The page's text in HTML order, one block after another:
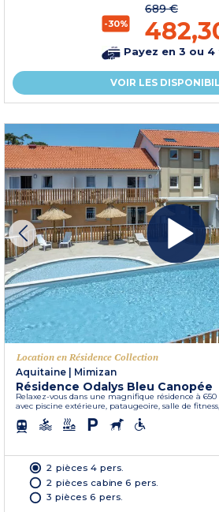
-30%
689 €
Payez en 3 ou 4
VOIR LES
Location en Résidence Collection
Aquitaine
Mimizan
Résidence Odalys Bleu Canopée
Relaxez-vous dans une magnifique résidence à
avec piscine extérieure, pataugeoire, salle de
2 pièces 4 pers.
2 pièces cabine 6 pers.
3 pièces 6 pers.